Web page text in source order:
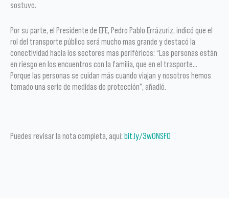
sostuvo.
Por su parte, el Presidente de EFE, Pedro Pablo Errázuriz, indicó que el
rol del transporte público será mucho mas grande y destacó la
conectividad hacia los sectores mas periféricos: “Las personas están
en riesgo en los encuentros con la familia, que en el trasporte…
Porque las personas se cuidan más cuando viajan y nosotros hemos
tomado una serie de medidas de protección”, añadió.
Puedes revisar la nota completa, aquí: bit.ly/3wONSFO